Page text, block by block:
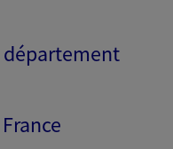
département